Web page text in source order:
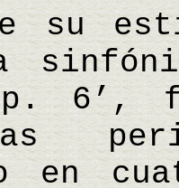
su
6’,
en